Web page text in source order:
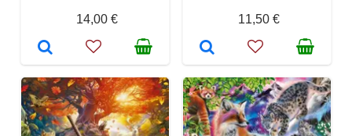
14,00 €
11,50 €